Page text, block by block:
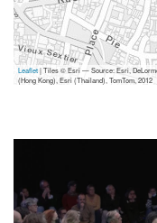
Leaflet| Tiles © Esri — Source: Esri,
(Hong Kong), Esri (Thailand), TomTom, 2012